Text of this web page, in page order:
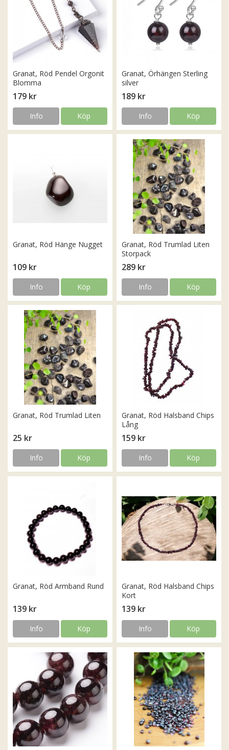
Granat, Röd Pendel Orgonit
Blomma
179 kr
Info Köp
Granat, Örhängen Sterling
silver
189 kr
Info Köp
Granat, Röd Hänge Nugget
109 kr
Info Köp
Granat, Röd Trumlad Liten
Storpack
289 kr
Info Köp
Granat, Röd Trumlad Liten
25 kr
Info Köp
Granat, Röd Halsband Chips
Lång
159 kr
Info Köp
Granat, Röd Armband Rund
139 kr
Info Köp
Granat, Röd Halsband Chips
Kort
139 kr
Info Köp